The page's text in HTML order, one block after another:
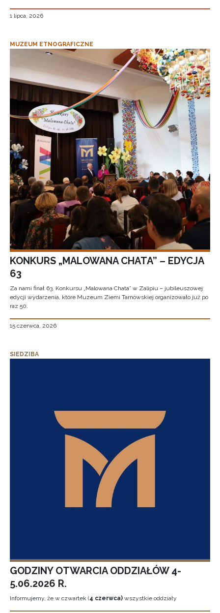
1 lipca, 2026
MUZEUM ETNOGRAFICZNE
KONKURS „MALOWANA CHATA” – EDYCJA
63
Za nami finał 63. Konkursu „Malowana Chata” w Zalipiu – jubileuszowej
edycji wydarzenia, które Muzeum Ziemi Tarnowskiej organizowało już po
raz 50.
15 czerwca, 2026
SIEDZIBA
GODZINY OTWARCIA ODDZIAŁÓW 4-
5.06.2026 R.
Informujemy, że w czwartek (4 czerwca) wszystkie oddziały